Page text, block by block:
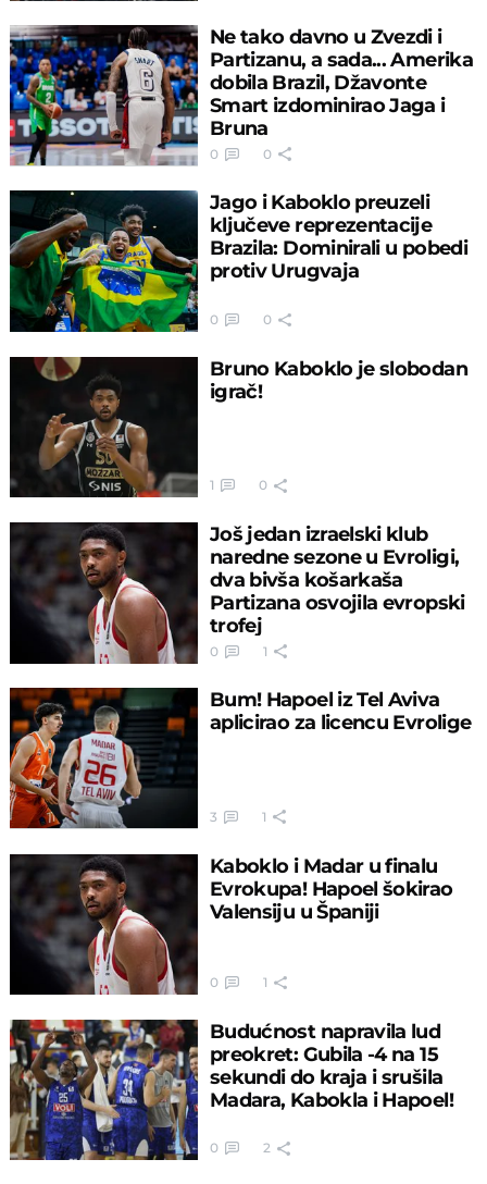
Ne tako davno u Zvezdi i
Partizanu, a sada... Amerika
dobila Brazil, Džavonte
Smart izdominirao Jaga i
Bruna
0 0
Jago i Kaboklo preuzeli
ključeve reprezentacije
Brazila: Dominirali u pobedi
protiv Urugvaja
0 0
Bruno Kaboklo je slobodan
igrač!
1 0
Još jedan izraelski klub
naredne sezone u Evroligi,
dva bivša košarkaša
Partizana osvojila evropski
trofej
0 1
Bum! Hapoel iz Tel Aviva
aplicirao za licencu Evrolige
3 1
Kaboklo i Madar u finalu
Evrokupa! Hapoel šokirao
Valensiju u Španiji
0 1
Budućnost napravila lud
preokret: Gubila -4 na 15
sekundi do kraja i srušila
Madara, Kabokla i Hapoel!
0 2